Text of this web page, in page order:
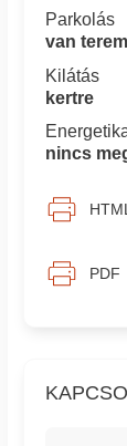
Parkolás
van
Kilátás
kertre
nincs
HTML
PDF